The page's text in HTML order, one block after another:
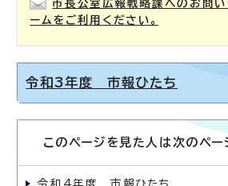
市長公室広報戦略課へのお問い
ームをご利用ください。
令和3年度 市報ひたち
このページを見た人は次のペー
令和4年度 市報ひたち